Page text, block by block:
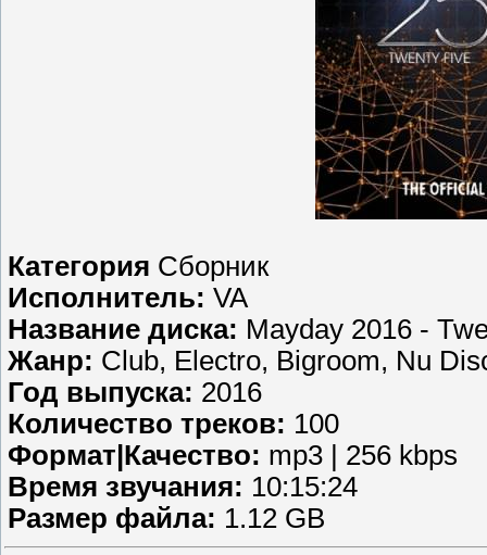
Категория Сборник
Исполнитель: VA
Название диска: Mayday 2016 -
Жанр: Club, Electro, Bigroom, Nu
Год выпуска: 2016
Количество треков: 100
Формат|Качество: mp3 | 256 kbps
Время звучания: 10:15:24
Размер файла: 1.12 GB